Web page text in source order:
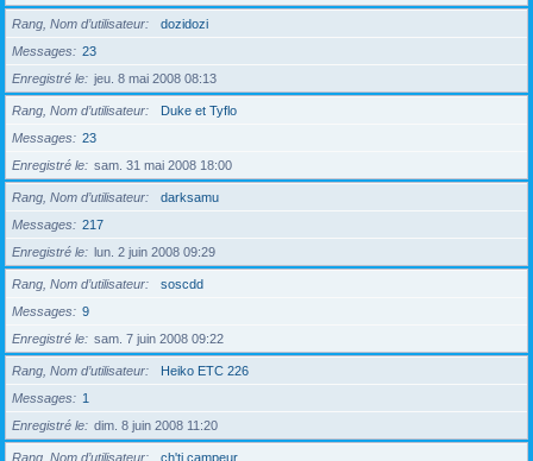
Rang, Nom d’utilisateur
dozidozi
Messages
23
Enregistré le
jeu. 8 mai 2008 08:13
Rang, Nom d’utilisateur
Duke et Tyflo
Messages
23
Enregistré le
sam. 31 mai 2008 18:00
Rang, Nom d’utilisateur
darksamu
Messages
217
Enregistré le
lun. 2 juin 2008 09:29
Rang, Nom d’utilisateur
soscdd
Messages
9
Enregistré le
sam. 7 juin 2008 09:22
Rang, Nom d’utilisateur
Heiko ETC 226
Messages
1
Enregistré le
dim. 8 juin 2008 11:20
Rang, Nom d’utilisateur ch'ti campeur